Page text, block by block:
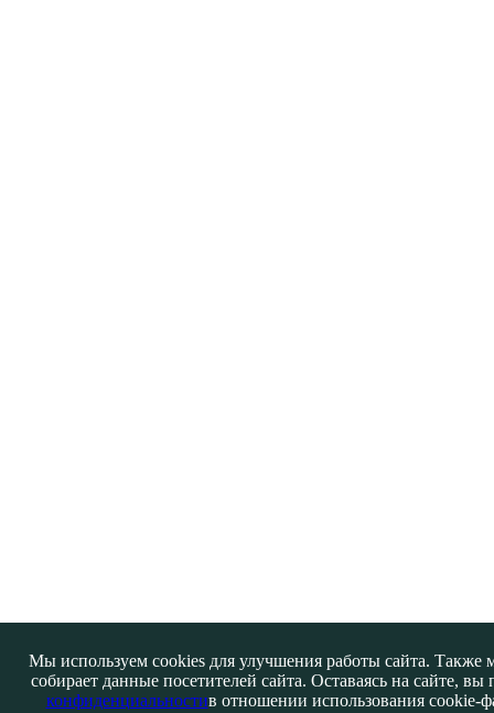
Мы используем cookies для улучшения работы сайта. Также
собирает данные посетителей сайта. Оставаясь на сайте,
конфиденциальностив отношении использования cookie-